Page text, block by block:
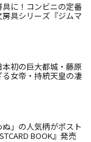
に！コンビニの定番
具シリーズ『ジムマ
初の巨大都城・藤原
女帝・持統天皇の凄
」の人気柄がポスト
BOOK』発売